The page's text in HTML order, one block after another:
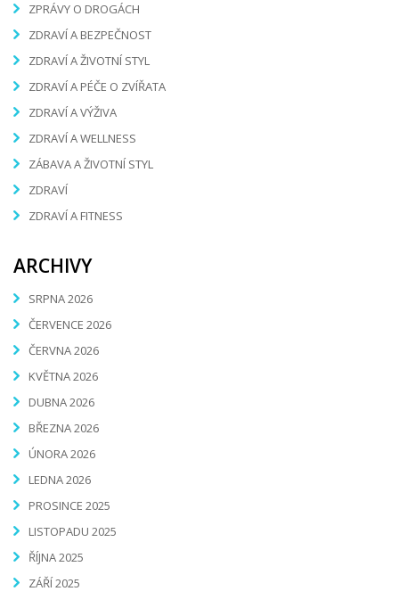
ZPRÁVY O DROGÁCH
ZDRAVÍ A BEZPEČNOST
ZDRAVÍ A ŽIVOTNÍ STYL
ZDRAVÍ A PÉČE O ZVÍŘATA
ZDRAVÍ A VÝŽIVA
ZDRAVÍ A WELLNESS
ZÁBAVA A ŽIVOTNÍ STYL
ZDRAVÍ
ZDRAVÍ A FITNESS
ARCHIVY
SRPNA 2026
ČERVENCE 2026
ČERVNA 2026
KVĚTNA 2026
DUBNA 2026
BŘEZNA 2026
ÚNORA 2026
LEDNA 2026
PROSINCE 2025
LISTOPADU 2025
ŘÍJNA 2025
ZÁŘÍ 2025